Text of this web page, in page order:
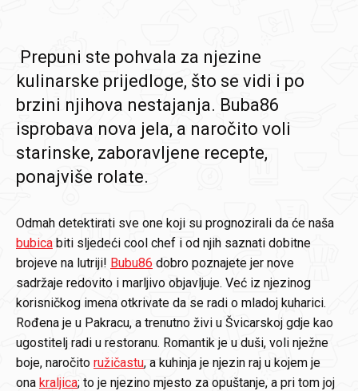
Prepuni ste pohvala za njezine
kulinarske prijedloge, što se vidi i po
brzini njihova nestajanja. Buba86
isprobava nova jela, a naročito voli
starinske, zaboravljene recepte,
ponajviše rolate.
Odmah detektirati sve one koji su prognozirali da će naša
bubica biti sljedeći cool chef i od njih saznati dobitne
brojeve na lutriji! Bubu86 dobro poznajete jer nove
sadržaje redovito i marljivo objavljuje. Već iz njezinog
korisničkog imena otkrivate da se radi o mladoj kuharici.
Rođena je u Pakracu, a trenutno živi u Švicarskoj gdje kao
ugostitelj radi u restoranu. Romantik je u duši, voli nježne
boje, naročito ružičastu, a kuhinja je njezin raj u kojem je
ona kraljica; to je njezino mjesto za opuštanje, a pri tom joj